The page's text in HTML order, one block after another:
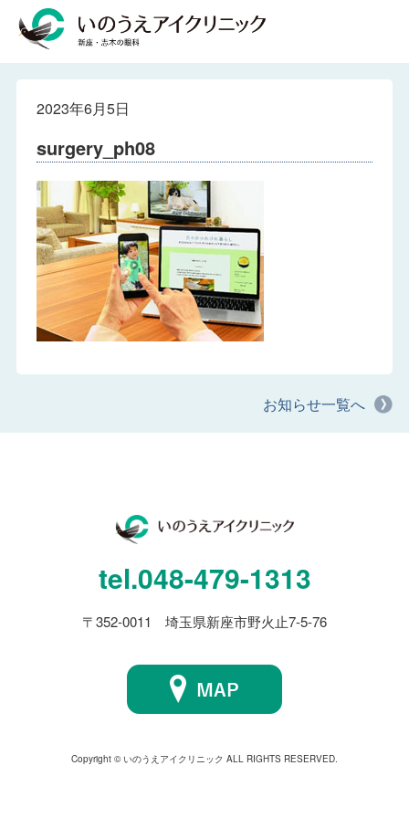
2023年6月5日
surgery_ph08
お知らせ一覧へ
tel.048-479-1313
〒352-0011 埼玉県新座市野火止7-5-76
Copyright © いのうえアイクリニック ALL RIGHTS RESERVED.